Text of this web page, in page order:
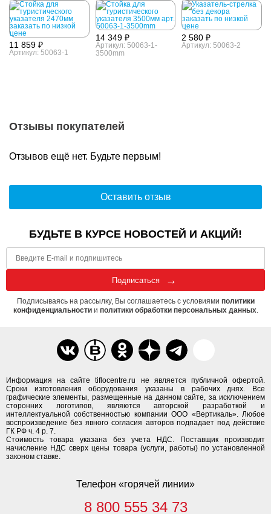
11 859 ₽
Артикул: 50063-1
14 349 ₽
Артикул: 50063-1-
3500mm
2 580 ₽
Артикул: 50063-2
Отзывы покупателей
Отзывов ещё нет. Будьте первым!
Оставить отзыв
Информация на сайте tiflocentre.ru не является публичной офертой.
Сроки изготовления оборудования указаны в рабочих днях. Все
графические элементы, размещенные на данном сайте, за исключением
сторонних логотипов, являются авторской разработкой и
интеллектуальной собственностью компании ООО «Вертикаль». Любое
воспроизведение без явного согласия авторов подпадает под действие
ГК РФ ч. 4 р. 7.
Стоимость товара указана без учета НДС. Поставщик производит
начисление НДС сверх цены товара (услуги, работы) по установленной
законом ставке.
Телефон «горячей линии»
8 800 555 34 73
БУДЬТЕ В КУРСЕ НОВОСТЕЙ И АКЦИЙ!
Подписаться
Подписываясь на рассылку, Вы соглашаетесь с условиями политики
конфиденциальностии политики обработки персональных данных.